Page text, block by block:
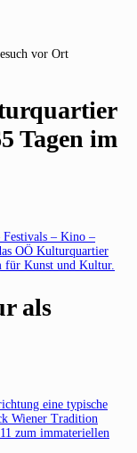
vor Ort
Tagen im
Festivals – Kino –
OÖ Kulturquartier
für Kunst und Kultur.
als
eine typische
Wiener Tradition
zum immateriellen